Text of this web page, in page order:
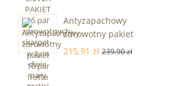
skarpet - w tym
dwie pary gratis!
Antyzapachowy
zdrowotny pakiet
10 par frotte
215.91 zł 239.90 zł